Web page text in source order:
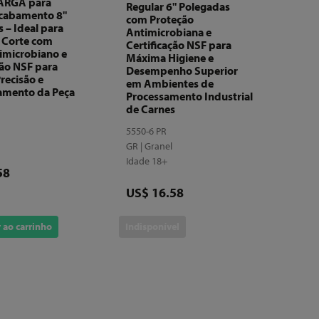
8"
– Ideal para
com
e
NSF para
e
da Peça
carrinho
Regular 6" Polegadas
com Proteção
Antimicrobiana e
Certificação NSF para
Máxima Higiene e
Desempenho Superior
em Ambientes de
Processamento Industrial
de Carnes
5550-6 PR
GR | Granel
Idade 18+
Preço
US$ 16.58